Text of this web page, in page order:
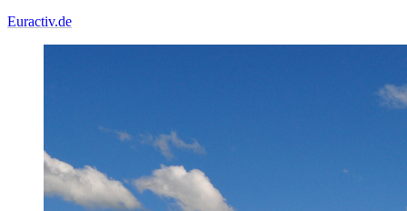
Euractiv.de